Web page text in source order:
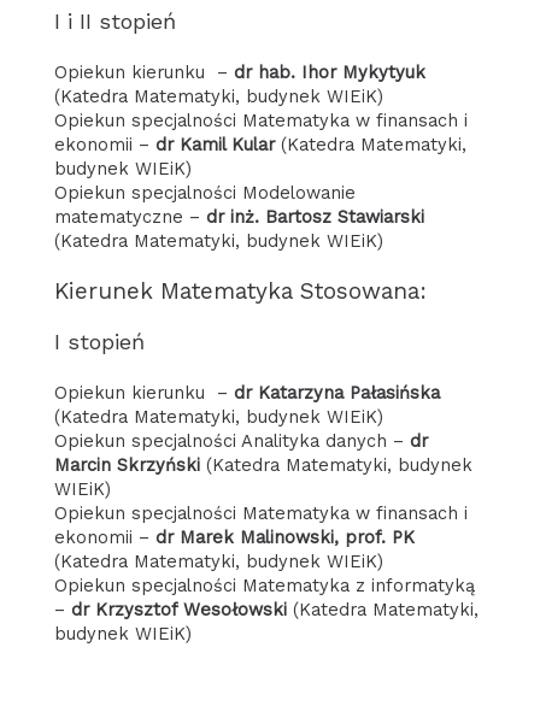
I i II stopień
Opiekun kierunku – dr hab. Ihor Mykytyuk
(Katedra Matematyki, budynek WIEiK)
Opiekun specjalności Matematyka w finansach i
ekonomii – dr Kamil Kular(Katedra Matematyki,
budynek WIEiK)
Opiekun specjalności Modelowanie
matematyczne – dr inż. Bartosz Stawiarski
(Katedra Matematyki, budynek WIEiK)
Kierunek Matematyka Stosowana:
I stopień
Opiekun kierunku – dr Katarzyna Pałasińska
(Katedra Matematyki, budynek WIEiK)
Opiekun specjalności Analityka danych – dr
Marcin Skrzyński(Katedra Matematyki, budynek
WIEiK)
Opiekun specjalności Matematyka w finansach i
ekonomii – dr Marek Malinowski, prof. PK
(Katedra Matematyki, budynek WIEiK)
Opiekun specjalności Matematyka z informatyką
– dr Krzysztof Wesołowski(Katedra Matematyki,
budynek WIEiK)